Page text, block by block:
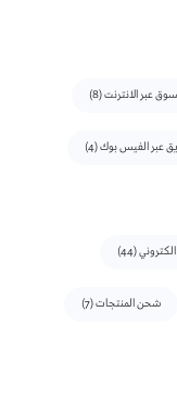
عبر الانترنت(8)
عبر الفيس بوك(4)
(44)
شحن المنتجات(7)